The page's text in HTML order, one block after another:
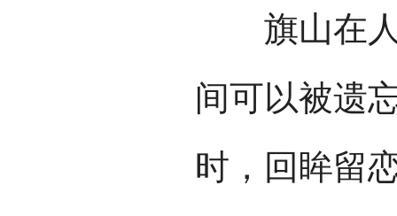
旗山在人
间可以被遗
时，回眸留